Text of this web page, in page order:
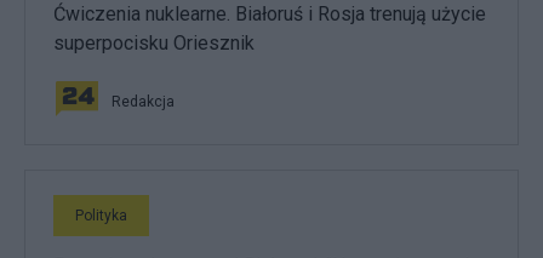
Ćwiczenia nuklearne. Białoruś i Rosja trenują użycie
superpocisku Oriesznik
Redakcja
Polityka